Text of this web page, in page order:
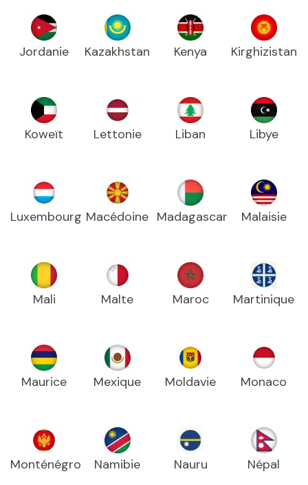
Jordanie Kazakhstan Kenya Kirghizistan
Koweït Lettonie Liban Libye
Luxembourg Macédoine Madagascar Malaisie
Mali Malte Maroc Martinique
Maurice Mexique Moldavie Monaco
Monténégro Namibie Nauru Népal